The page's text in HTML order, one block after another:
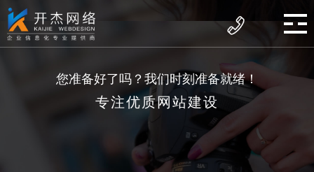
您准备好了吗？我们时刻准备就绪！
专注优质网站建设